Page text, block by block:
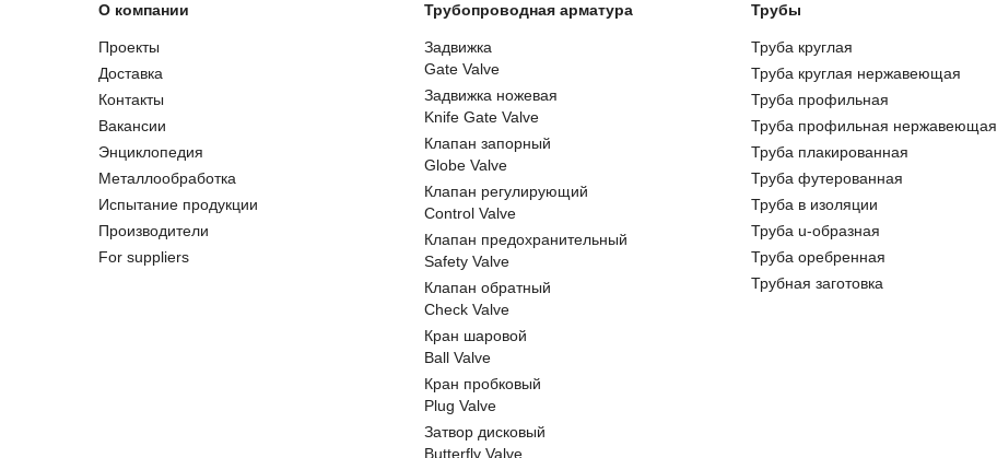
О компании
Проекты
Доставка
Контакты
Вакансии
Энциклопедия
Металлообработка
Испытание продукции
Производители
For suppliers
Трубопроводная арматура
Задвижка
Gate Valve
Задвижка ножевая
Knife Gate Valve
Клапан запорный
Globe Valve
Клапан регулирующий
Control Valve
Клапан предохранительный
Safety Valve
Клапан обратный
Check Valve
Кран шаровой
Ball Valve
Кран пробковый
Plug Valve
Затвор дисковый
Butterfly Valve
Трубы
Труба круглая
Труба круглая нержавеющая
Труба профильная
Труба профильная нержавеющая
Труба плакированная
Труба футерованная
Труба в изоляции
Труба u-образная
Труба оребренная
Трубная заготовка